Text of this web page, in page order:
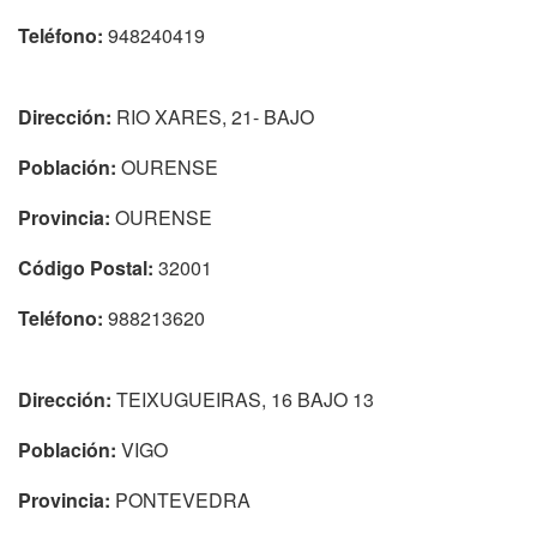
Teléfono: 948240419
Dirección: RIO XARES, 21- BAJO
Población: OURENSE
Provincia: OURENSE
Código Postal: 32001
Teléfono: 988213620
Dirección: TEIXUGUEIRAS, 16 BAJO 13
Población: VIGO
Provincia: PONTEVEDRA